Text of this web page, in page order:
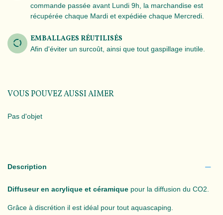
commande passée avant Lundi 9h, la marchandise est
récupérée chaque Mardi et expédiée chaque Mercredi.
EMBALLAGES RÉUTILISÉS
Afin d'éviter un surcoût, ainsi que tout gaspillage inutile.
VOUS POUVEZ AUSSI AIMER
Pas d'objet
Description
Diffuseur en acrylique et céramique pour la diffusion du CO2.
Grâce à discrétion il est idéal pour tout aquascaping.